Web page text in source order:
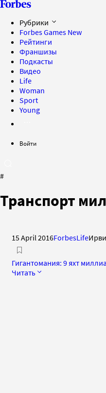
Рубрики
Forbes Games New
Рейтинги
Франшизы
Подкасты
Видео
Life
Woman
Sport
Young
Войти
#
Транспорт
15 April 2016ForbesLife
Гигантомания: 9 яхт
Читать